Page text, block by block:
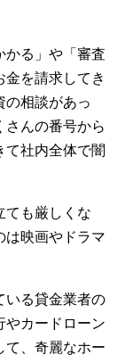
かる」や「審査
を請求してき
の相談があっ
さんの番号から
て社内全体で闇
ても厳しくな
は映画やドラマ
いる貸金業者の
やカードローン
て、奇麗なホー